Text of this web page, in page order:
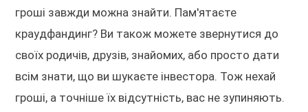
гроші завжди можна знайти. Пам'ятаєте
краудфандинг? Ви також можете звернутися до
своїх родичів, друзів, знайомих, або просто дати
всім знати, що ви шукаєте інвестора. Тож нехай
гроші, а точніше їх відсутність, вас не зупиняють.